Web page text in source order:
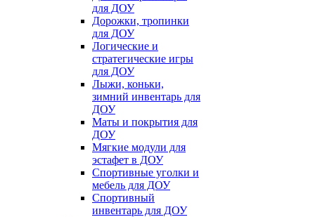
для ДОУ
Дорожки, тропинки
для ДОУ
Логические и
стратегические игры
для ДОУ
Лыжи, коньки,
зимний инвентарь для
ДОУ
Маты и покрытия для
ДОУ
Мягкие модули для
эстафет в ДОУ
Спортивные уголки и
мебель для ДОУ
Спортивный
инвентарь для ДОУ